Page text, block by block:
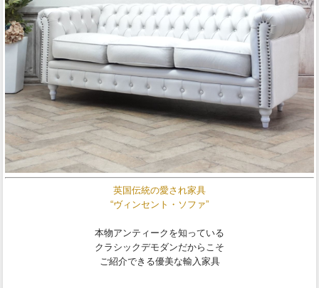
英国伝統の愛され家具
“ヴィンセント・ソファ”
本物アンティークを知っている
クラシックデモダンだからこそ
ご紹介できる優美な輸入家具